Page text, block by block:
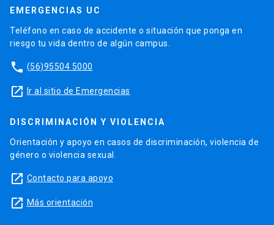
EMERGENCIAS UC
Teléfono en caso de accidente o situación que ponga en
riesgo tu vida dentro de algún campus.
phone (56)95504 5000
launch Ir al sitio de Emergencias
DISCRIMINACIÓN Y VIOLENCIA
Orientación y apoyo en casos de discriminación, violencia de
género o violencia sexual.
launch Contacto para apoyo
launch Más orientación